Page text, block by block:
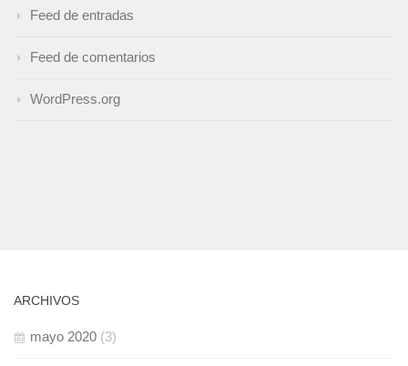
Feed de entradas
Feed de comentarios
WordPress.org
ARCHIVOS
mayo 2020 (3)